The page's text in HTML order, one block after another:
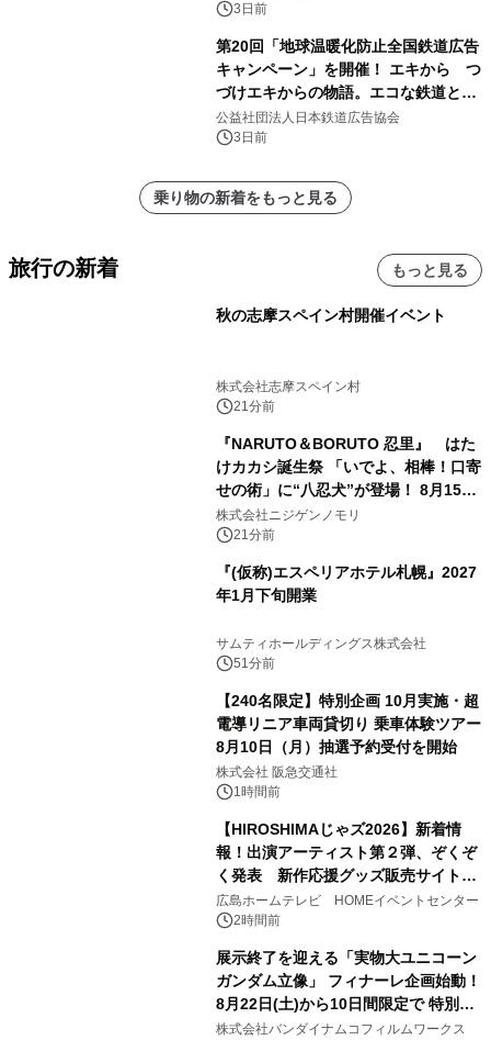
番搾り飲み放題が復活！
3日前
第20回「地球温暖化防止全国鉄道広告
キャンペーン」を開催！ エキから つ
づけエキからの物語。エコな鉄道とと
もに。
公益社団法人日本鉄道広告協会
3日前
乗り物の新着をもっと見る
旅行の新着 もっと見る
秋の志摩スペイン村開催イベント
株式会社志摩スペイン村
21分前
『NARUTO＆BORUTO 忍里』 はた
けカカシ誕生祭 「いでよ、相棒！口寄
せの術」に“八忍犬”が登場！ 8月15日
（土）より期間限定開催
株式会社ニジゲンノモリ
21分前
『(仮称)エスペリアホテル札幌』2027
年1月下旬開業
サムティホールディングス株式会社
51分前
【240名限定】特別企画 10月実施・超
電導リニア車両貸切り 乗車体験ツアー
8月10日（月）抽選予約受付を開始
株式会社 阪急交通社
1時間前
【HIROSHIMAじゃズ2026】新着情
報！出演アーティスト第２弾、ぞくぞ
く発表 新作応援グッズ販売サイトも
同時オープンします！
広島ホームテレビ HOMEイベントセンター
2時間前
展示終了を迎える「実物大ユニコーン
ガンダム立像」 フィナーレ企画始動！
8月22日(土)から10日間限定で 特別映
像『UNICORN GUNDAM Statue ―
株式会社バンダイナムコフィルムワークス